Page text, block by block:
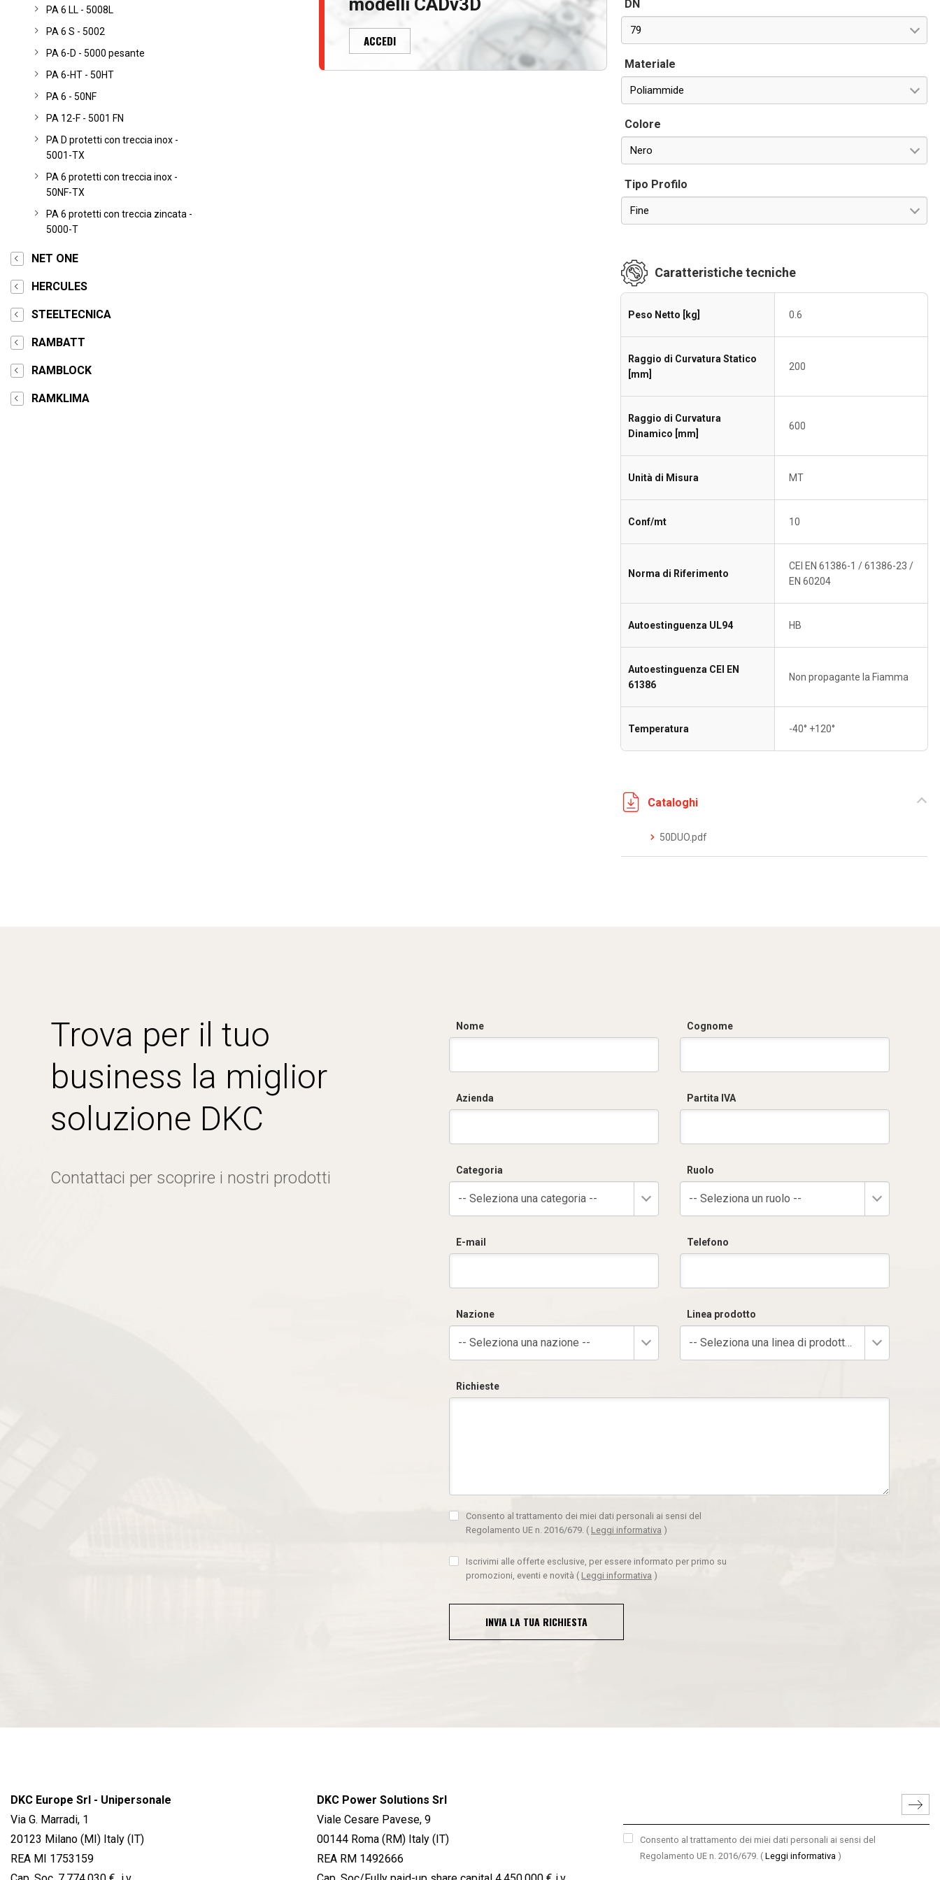
PA 6 LL - 5008L
PA 6 S - 5002
PA 6-D - 5000 pesante
PA 6-HT - 50HT
PA 6 - 50NF
PA 12-F - 5001 FN
PA D protetti con treccia inox -
5001-TX
PA 6 protetti con treccia inox -
50NF-TX
PA 6 protetti con treccia zincata -
5000-T
NET ONE
HERCULES
STEELTECNICA
RAMBATT
RAMBLOCK
RAMKLIMA
modelli CADv3D
ACCEDI
DN
79
Materiale
Poliammide
Colore
Nero
Tipo Profilo
Fine
Caratteristiche tecniche
Peso Netto [kg] 0.6
Raggio di Curvatura Statico
[mm]
200
Raggio di Curvatura
Dinamico [mm]
600
Unità di Misura MT
Conf/mt 10
Norma di Riferimento
CEI EN 61386-1 / 61386-23 /
EN 60204
Autoestinguenza UL94 HB
Autoestinguenza CEI EN
61386
Non propagante la Fiamma
Temperatura -40° +120°
Cataloghi
50DUO.pdf
Trova per il tuo
business la miglior
soluzione DKC
Contattaci per scoprire i nostri prodotti
Nome Cognome
Azienda Partita IVA
Categoria
-- Seleziona una categoria --
Ruolo
-- Seleziona un ruolo --
E-mail Telefono
Nazione
-- Seleziona una nazione --
Linea prodotto
-- Seleziona una linea di prodotto --
Richieste
Consento al trattamento dei miei dati personali ai sensi del
Regolamento UE n. 2016/679. ( Leggi informativa )
Iscrivimi alle offerte esclusive, per essere informato per primo su
promozioni, eventi e novità ( Leggi informativa )
INVIA LA TUA RICHIESTA
DKC Europe Srl - Unipersonale
Via G. Marradi, 1
20123 Milano (MI) Italy (IT)
REA MI 1753159
DKC Power Solutions Srl
Viale Cesare Pavese, 9
00144 Roma (RM) Italy (IT)
REA RM 1492666
Consento al trattamento dei miei dati personali ai sensi del
Regolamento UE n. 2016/679. ( Leggi informativa )